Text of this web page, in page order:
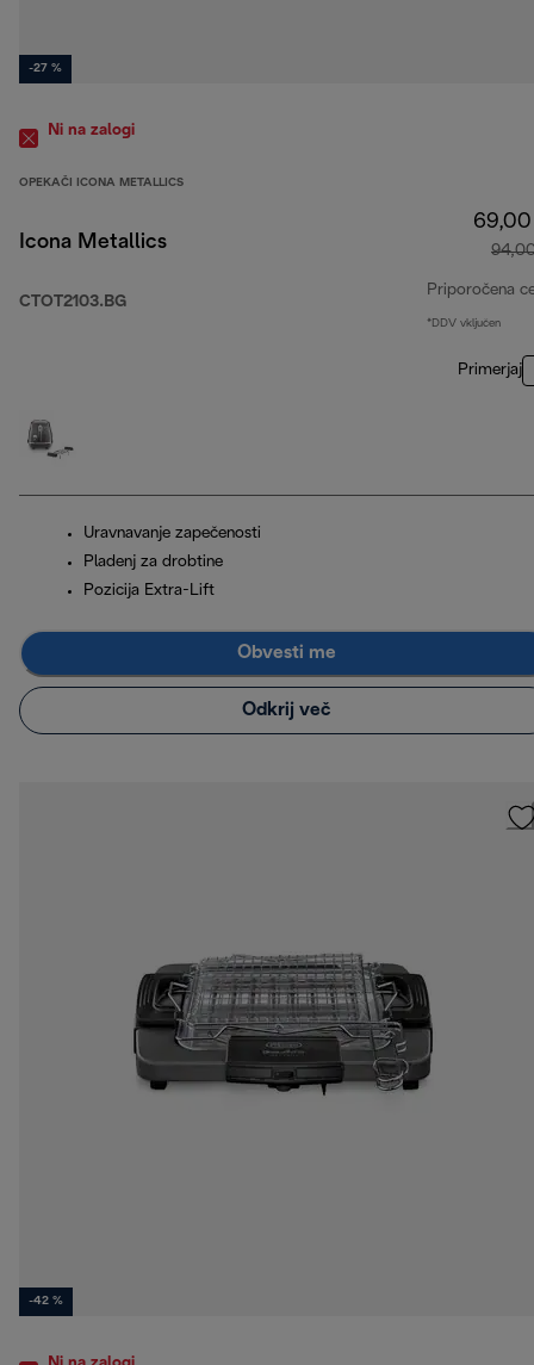
-27 %
Ni na zalogi
OPEKAČI ICONA METALLICS
Icona Metallics
CTOT2103.BG
Priporočena
*DDV vključen
Primerjaj
Uravnavanje zapečenosti
Pladenj za drobtine
Pozicija Extra-Lift
Obvesti me
Odkrij več
-42 %